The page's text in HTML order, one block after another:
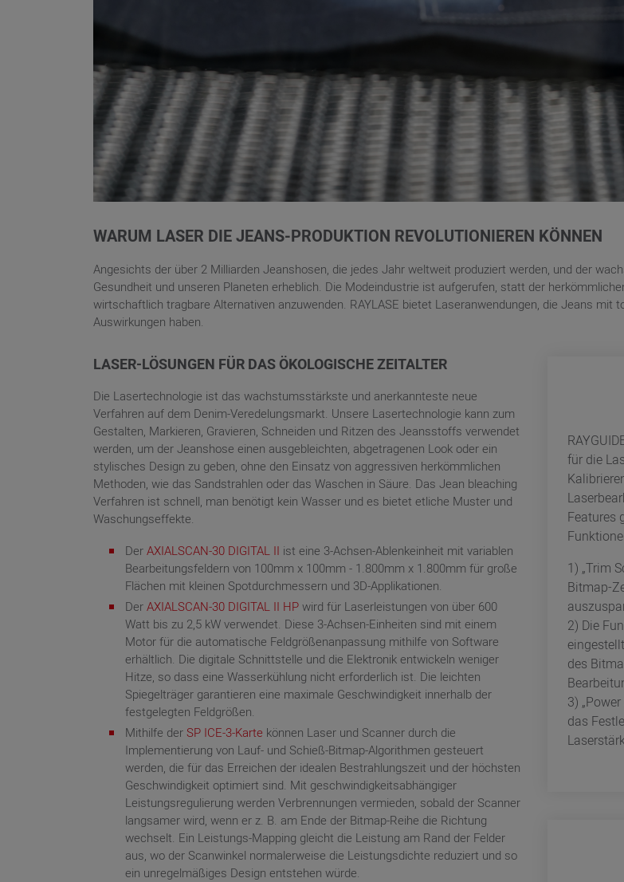
WARUM LASER DIE JEANS-PRODUKTION REVOLUTIONIEREN KÖNNEN
Angesichts der über 2 Milliarden Jeanshosen, die jedes Jahr weltweit produziert werden, und der
Gesundheit und unseren Planeten erheblich. Die Modeindustrie ist aufgerufen, statt der
wirtschaftlich tragbare Alternativen anzuwenden. RAYLASE bietet Laseranwendungen, die Jeans mit
Auswirkungen haben.
LASER-LÖSUNGEN FÜR DAS ÖKOLOGISCHE ZEITALTER
Die Lasertechnologie ist das wachstumsstärkste und anerkannteste neue
Verfahren auf dem Denim-Veredelungsmarkt. Unsere Lasertechnologie kann zum
Gestalten, Markieren, Gravieren, Schneiden und Ritzen des Jeansstoffs verwendet
werden, um der Jeanshose einen ausgebleichten, abgetragenen Look oder ein
stylisches Design zu geben, ohne den Einsatz von aggressiven herkömmlichen
Methoden, wie das Sandstrahlen oder das Waschen in Säure. Das Jean bleaching
Verfahren ist schnell, man benötigt kein Wasser und es bietet etliche Muster und
Waschungseffekte.
Der AXIALSCAN-30 DIGITAL II ist eine 3-Achsen-Ablenkeinheit mit variablen
Bearbeitungsfeldern von 100mm x 100mm - 1.800mm x 1.800mm für große
Flächen mit kleinen Spotdurchmessern und 3D-Applikationen.
Der AXIALSCAN-30 DIGITAL II HP wird für Laserleistungen von über 600
Watt bis zu 2,5 kW verwendet. Diese 3-Achsen-Einheiten sind mit einem
Motor für die automatische Feldgrößenanpassung mithilfe von Software
erhältlich. Die digitale Schnittstelle und die Elektronik entwickeln weniger
Hitze, so dass eine Wasserkühlung nicht erforderlich ist. Die leichten
Spiegelträger garantieren eine maximale Geschwindigkeit innerhalb der
festgelegten Feldgrößen.
Mithilfe der SP ICE-3-Karte können Laser und Scanner durch die
Implementierung von Lauf- und Schieß-Bitmap-Algorithmen gesteuert
werden, die für das Erreichen der idealen Bestrahlungszeit und der höchsten
Geschwindigkeit optimiert sind. Mit geschwindigkeitsabhängiger
Leistungsregulierung werden Verbrennungen vermieden, sobald der Scanner
langsamer wird, wenn er z. B. am Ende der Bitmap-Reihe die Richtung
wechselt. Ein Leistungs-Mapping gleicht die Leistung am Rand der Felder
aus, wo der Scanwinkel normalerweise die Leistungsdichte reduziert und so
ein unregelmäßiges Design entstehen würde.
für die
Features
1) „Trim
Bitmap-
2) Die
des
3)
das